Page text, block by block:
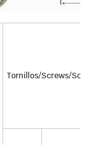
Tornillos/Screws/